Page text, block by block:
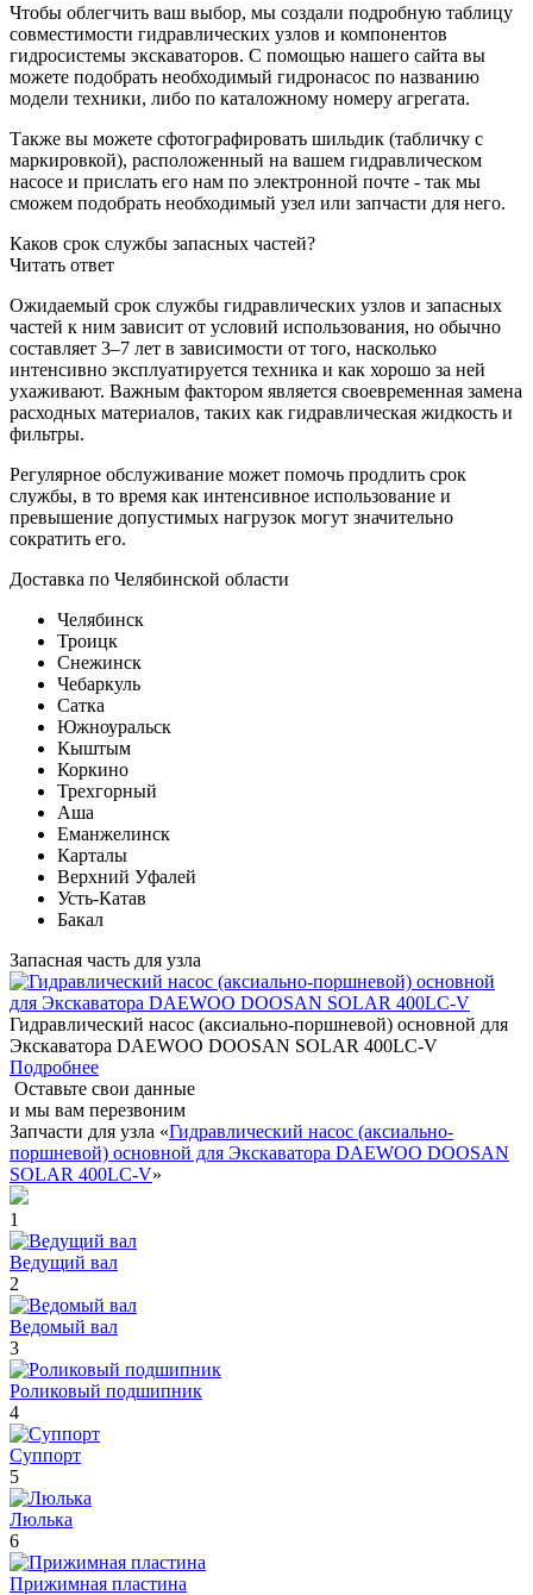
Чтобы облегчить ваш выбор, мы создали подробную таблицу
совместимости гидравлических узлов и компонентов
гидросистемы экскаваторов. С помощью нашего сайта вы
можете подобрать необходимый гидронасос по названию
модели техники, либо по каталожному номеру агрегата.
Также вы можете сфотографировать шильдик (табличку с
маркировкой), расположенный на вашем гидравлическом
насосе и прислать его нам по электронной почте - так мы
сможем подобрать необходимый узел или запчасти для него.
Каков срок службы запасных частей?
Читать ответ
Ожидаемый срок службы гидравлических узлов и запасных
частей к ним зависит от условий использования, но обычно
составляет 3–7 лет в зависимости от того, насколько
интенсивно эксплуатируется техника и как хорошо за ней
ухаживают. Важным фактором является своевременная замена
расходных материалов, таких как гидравлическая жидкость и
фильтры.
Регулярное обслуживание может помочь продлить срок
службы, в то время как интенсивное использование и
превышение допустимых нагрузок могут значительно
сократить его.
Доставка по Челябинской области
Челябинск
Троицк
Снежинск
Чебаркуль
Сатка
Южноуральск
Кыштым
Коркино
Трехгорный
Аша
Еманжелинск
Карталы
Верхний Уфалей
Усть-Катав
Бакал
Запасная часть для узла
Гидравлический насос (аксиально-поршневой) основной для
Экскаватора DAEWOO DOOSAN SOLAR 400LC-V
Подробнее
Оставьте свои данные
и мы вам перезвоним
Запчасти для узла «Гидравлический насос (аксиально-
поршневой) основной для Экскаватора DAEWOO DOOSAN
SOLAR 400LC-V»
1
Ведущий вал
2
Ведомый вал
3
Роликовый подшипник
4
Суппорт
5
Люлька
6
Прижимная пластина